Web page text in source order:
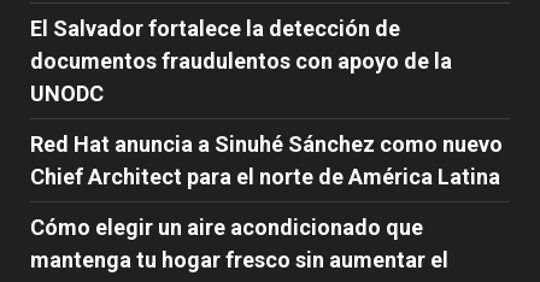
El Salvador fortalece la detección de
documentos fraudulentos con apoyo de la
UNODC
Red Hat anuncia a Sinuhé Sánchez como nuevo
Chief Architect para el norte de América Latina
Cómo elegir un aire acondicionado que
mantenga tu hogar fresco sin aumentar el